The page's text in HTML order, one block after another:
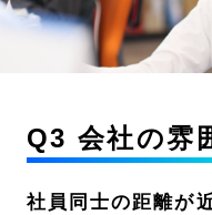
Q3 会社の雰
社員同士の距離が